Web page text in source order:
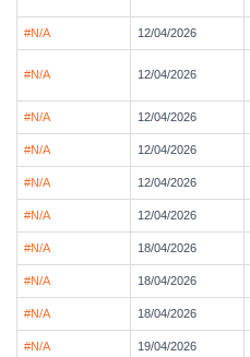
#N/A 12/04/2026
#N/A 12/04/2026
#N/A 12/04/2026
#N/A 12/04/2026
#N/A 12/04/2026
#N/A 12/04/2026
#N/A 18/04/2026
#N/A 18/04/2026
#N/A 18/04/2026
#N/A 19/04/2026